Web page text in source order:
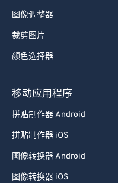
图像调整器
裁剪图片
颜色选择器
移动应用程序
拼贴制作器 Android
拼贴制作器 iOS
图像转换器 Android
图像转换器 iOS